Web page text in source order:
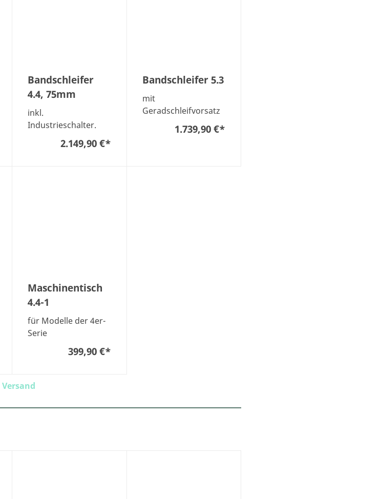
Bandschleifer
4.4, 75mm
inkl.
Industrieschalter.
2.149,90 €*
Bandschleifer 5.3
mit
Geradschleifvorsatz
1.739,90 €*
Maschinentisch
4.4-1
für Modelle der 4er-
Serie
399,90 €*
Versand